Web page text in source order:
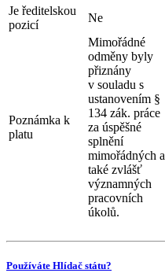
Je ředitelskou
pozicí
Ne
Poznámka k
platu
Mimořádné
odměny byly
přiznány
v souladu s
ustanovením §
134 zák. práce
za úspěšné
splnění
mimořádných a
také zvlášť
významných
pracovních
úkolů.
Používáte Hlídač státu?